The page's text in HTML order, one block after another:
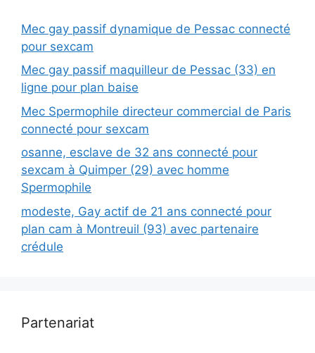
Mec gay passif dynamique de Pessac connecté
pour sexcam
Mec gay passif maquilleur de Pessac (33) en
ligne pour plan baise
Mec Spermophile directeur commercial de Paris
connecté pour sexcam
osanne, esclave de 32 ans connecté pour
sexcam à Quimper (29) avec homme
Spermophile
modeste, Gay actif de 21 ans connecté pour
plan cam à Montreuil (93) avec partenaire
crédule
Partenariat